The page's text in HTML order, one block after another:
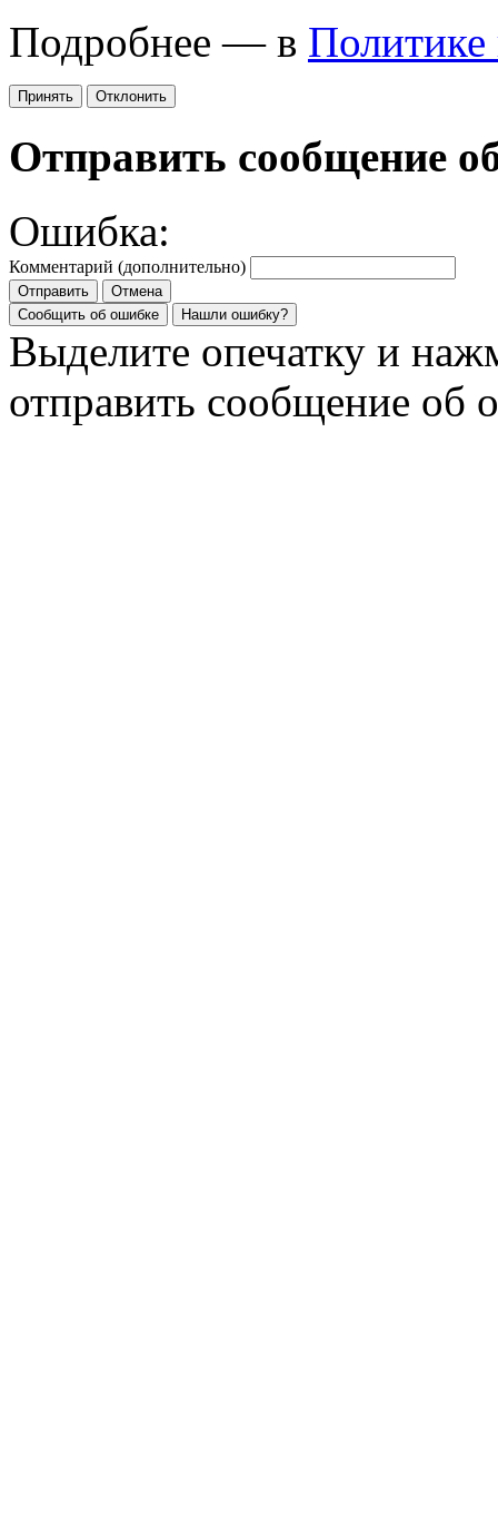
Подробнее — в Политике
Принять Отклонить
Отправить сообщение
Ошибка:
Комментарий (дополнительно)
Отправить
Отмена
Сообщить об ошибке
Нашли ошибку?
Выделите опечатку и
отправить сообщение об